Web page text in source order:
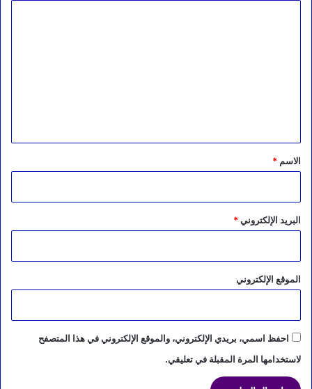
*
الاسم *
البريد الإلكتروني*
الموقع الإلكتروني
احفظ اسمي، بريدي الإلكتروني، والموقع الإلكتروني في هذا المتصفح
لاستخدامها المرة المقبلة في تعليقي.